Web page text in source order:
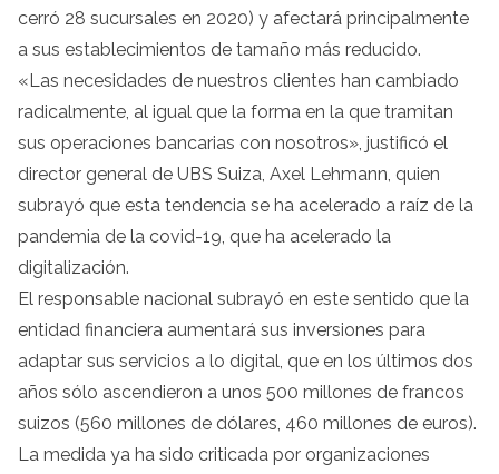
cerró 28 sucursales en 2020) y afectará principalmente
a sus establecimientos de tamaño más reducido.
«Las necesidades de nuestros clientes han cambiado
radicalmente, al igual que la forma en la que tramitan
sus operaciones bancarias con nosotros», justificó el
director general de UBS Suiza, Axel Lehmann, quien
subrayó que esta tendencia se ha acelerado a raíz de la
pandemia de la covid-19, que ha acelerado la
digitalización.
El responsable nacional subrayó en este sentido que la
entidad financiera aumentará sus inversiones para
adaptar sus servicios a lo digital, que en los últimos dos
años sólo ascendieron a unos 500 millones de francos
suizos (560 millones de dólares, 460 millones de euros).
La medida ya ha sido criticada por organizaciones